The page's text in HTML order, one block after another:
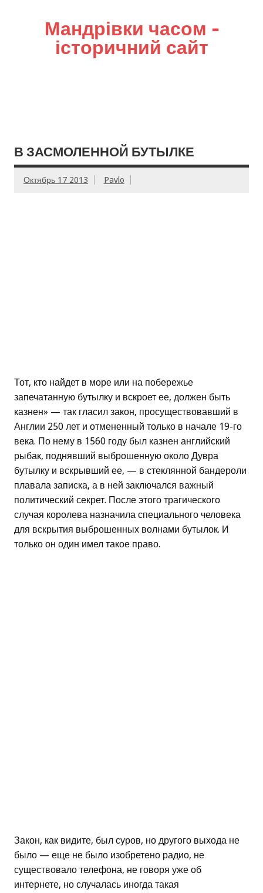
Мандрівки часом –
історичний сайт
В ЗАСМОЛЕННОЙ БУТЫЛКЕ
Октябрь 17 2013 Pavlo
Тот, кто найдет в море или на побережье
запечатанную бутылку и вскроет ее, должен быть
казнен» — так гласил закон, просуществовавший в
Англии 250 лет и отмененный только в начале 19-го
века. По нему в 1560 году был казнен английский
рыбак, поднявший выброшенную около Дувра
бутылку и вскрывший ее, — в стеклянной бандероли
плавала записка, а в ней заключался важный
политический секрет. После этого трагического
случая королева назначила специального человека
для вскрытия выброшенных волнами бутылок. И
только он один имел такое право.
Закон, как видите, был суров, но другого выхода не
было — еще не было изобретено радио, не
существовало телефона, не говоря уже об
интернете, но случалась иногда такая